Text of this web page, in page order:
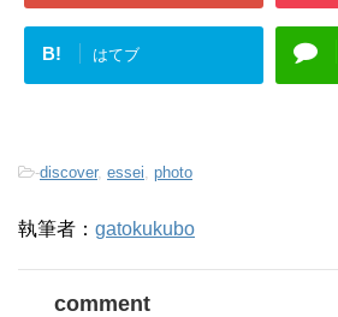
B! はてブ
-discover, essei photo
執筆者： gatokukubo
comment